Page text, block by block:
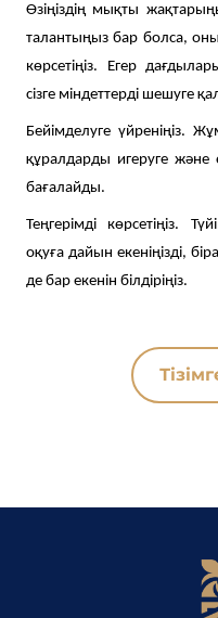
Өзіңіздің мықты
талантыңыз бар болса, оны
көрсетіңіз. Егер
сізге міндеттерді шешуге
Бейімделуге үйреніңіз.
құралдарды игеруге және
бағалайды.
Теңгерімді көрсетіңіз.
оқуға дайын екеніңізді,
де бар екенін білдіріңіз.